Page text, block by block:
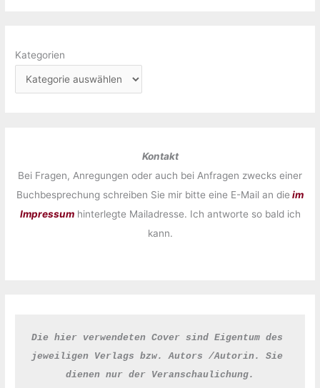
Kategorien
Kontakt
Bei Fragen, Anregungen oder auch bei Anfragen zwecks einer
Buchbesprechung schreiben Sie mir bitte eine E-Mail an die im
Impressumhinterlegte Mailadresse. Ich antworte so bald ich
kann.
Die hier verwendeten Cover sind Eigentum des
jeweiligen Verlags bzw. Autors /Autorin. Sie
dienen nur der Veranschaulichung.